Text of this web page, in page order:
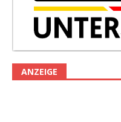
ANZEIGE